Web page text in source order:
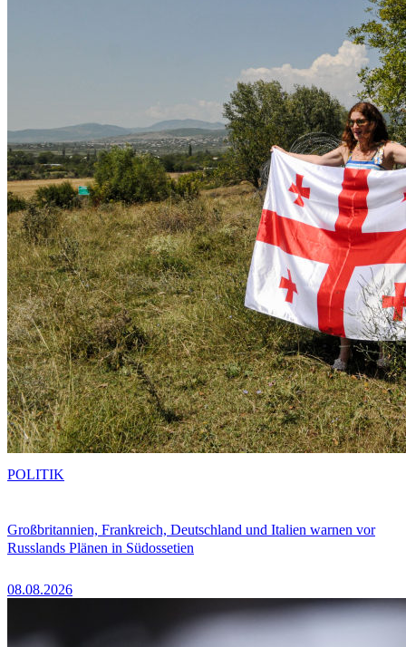
Großbritannien, Frankreich, Deutschland und Italien warnen vor
Russlands Plänen in Südossetien
08.08.2026
POLITIK